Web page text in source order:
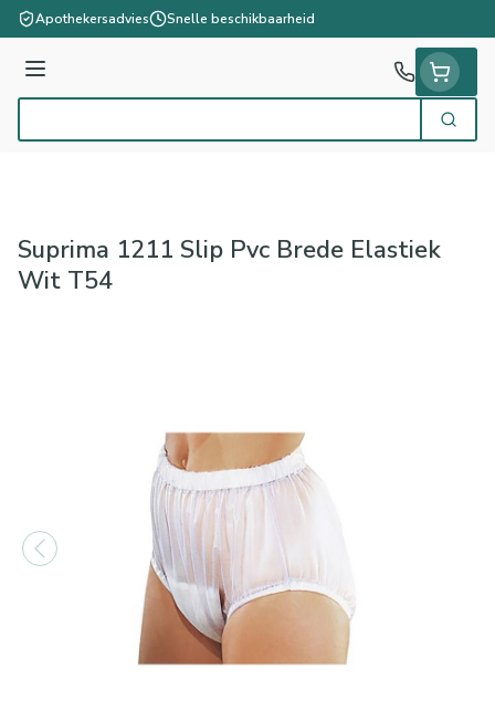
Ga naar de inhoud
Apothekersadvies Snelle beschikbaarheid
Menu
Zoek
Suprima 1211 Slip Pvc Brede Elastiek
Wit T54